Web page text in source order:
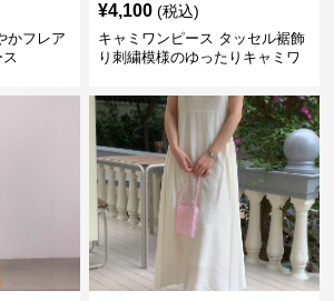
かフレア
¥4,100 (税込)
キャミワンピース タッセル裾飾
り刺繍模様のゆったりキャミワ